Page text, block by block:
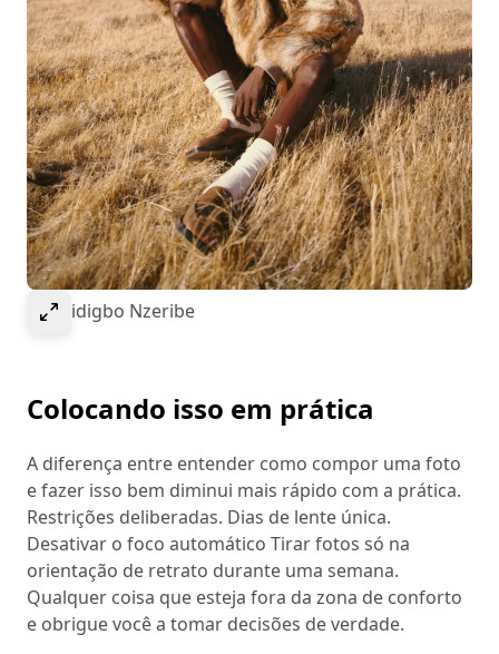
Select to expand image
© Obidigbo Nzeribe
Colocando isso em prática
A diferença entre entender como compor uma foto
e fazer isso bem diminui mais rápido com a prática.
Restrições deliberadas. Dias de lente única.
Desativar o foco automático Tirar fotos só na
orientação de retrato durante uma semana.
Qualquer coisa que esteja fora da zona de conforto
e obrigue você a tomar decisões de verdade.